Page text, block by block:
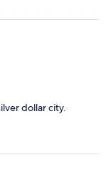
dollar city.